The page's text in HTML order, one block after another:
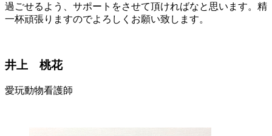
過ごせるよう、サポートをさせて頂ければなと思います。精
一杯頑張りますのでよろしくお願い致します。
井上 桃花
愛玩動物看護師